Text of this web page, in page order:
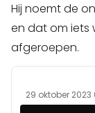
Hij noemt de
en dat om iets
afgeroepen.
29 oktober 2023